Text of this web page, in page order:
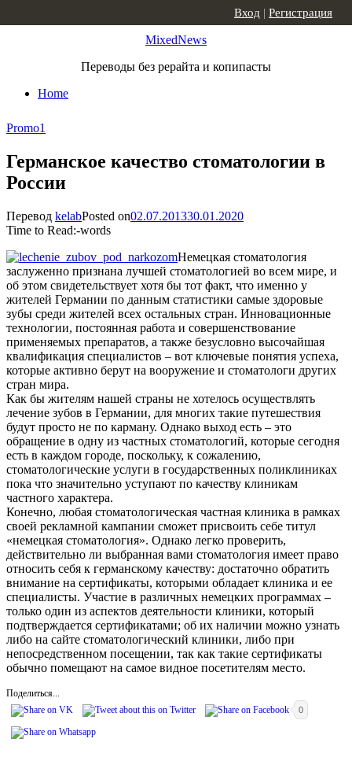
MixedNews
Переводы без рерайта и копипасты
Home
Вход | Регистрация
Promo1
Германское качество стоматологии в
России
Перевод kelabPosted on02.07.201330.01.2020
Time to Read:-words
Немецкая стоматология
заслуженно признана лучшей стоматологией во всем мире, и
об этом свидетельствует хотя бы тот факт, что именно у
жителей Германии по данным статистики самые здоровые
зубы среди жителей всех остальных стран. Инновационные
технологии, постоянная работа и совершенствование
применяемых препаратов, а также безусловно высочайшая
квалификация специалистов – вот ключевые понятия успеха,
которые активно берут на вооружение и стоматологи других
стран мира.
Как бы жителям нашей страны не хотелось осуществлять
лечение зубов в Германии, для многих такие путешествия
будут просто не по карману. Однако выход есть – это
обращение в одну из частных стоматологий, которые сегодня
есть в каждом городе, поскольку, к сожалению,
стоматологические услуги в государственных поликлиниках
пока что значительно уступают по качеству клиникам
частного характера.
Конечно, любая стоматологическая частная клиника в рамках
своей рекламной кампании сможет присвоить себе титул
«немецкая стоматология». Однако легко проверить,
действительно ли выбранная вами стоматология имеет право
относить себя к германскому качеству: достаточно обратить
внимание на сертификаты, которыми обладает клиника и ее
специалисты. Участие в различных немецких программах –
только один из аспектов деятельности клиники, который
подтверждается сертификатами; об их наличии можно узнать
либо на сайте стоматологический клиники, либо при
непосредственном посещении, так как такие сертификаты
обычно помещают на самое видное посетителям место.
Поделиться...
0